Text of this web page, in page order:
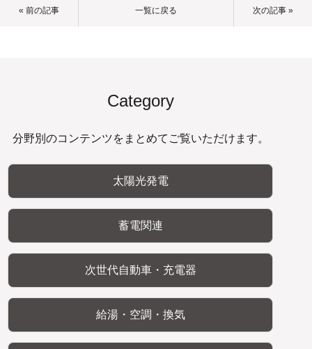
« 前の記事 一覧に戻る 次の記事 »
Category
分野別のコンテンツをまとめてご覧いただけます。
太陽光発電
蓄電関連
次世代自動車・充電器
給湯・空調・換気